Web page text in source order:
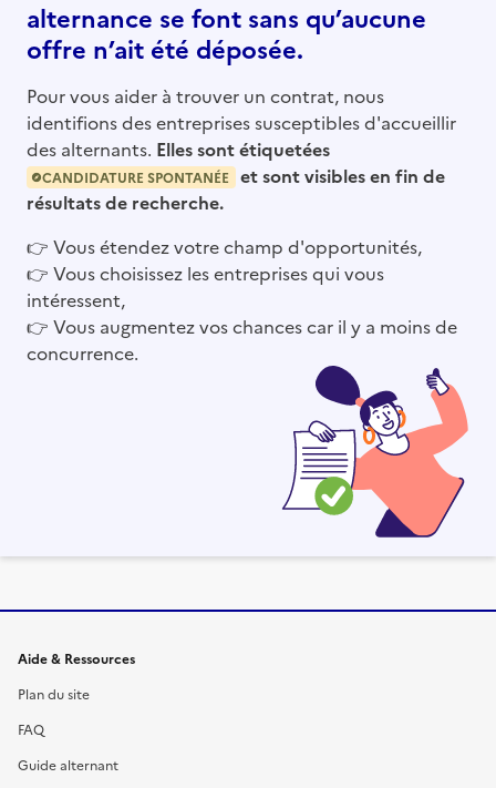
alternance se font sans qu’aucune
offre n’ait été déposée.
Pour vous aider à trouver un contrat, nous
identifions des entreprises susceptibles d'accueillir
des alternants. Elles sont étiquetées
CANDIDATURE SPONTANÉE
et sont visibles en fin de
résultats de recherche.
👉 Vous étendez votre champ d'opportunités,
👉 Vous choisissez les entreprises qui vous
intéressent,
👉 Vous augmentez vos chances car il y a moins de
concurrence.
Informations et liens du site
Aide & Ressources
Plan du site
FAQ
Guide alternant